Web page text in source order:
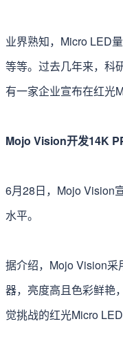
业界熟知，Micro LED
等等。过去几年来，科
有一家企业宣布在红光
Mojo Vision开发14K
6月28日，Mojo Vision
水平。
据介绍，Mojo Vision
器，亮度高且色彩鲜艳
觉挑战的红光Micro